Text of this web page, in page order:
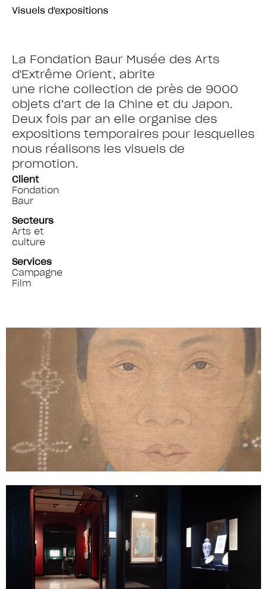
Visuels d'expositions
La Fondation Baur Musée des Arts
d'Extrême Orient, abrite
une riche collection de près de 9000
objets d’art de la Chine et du Japon.
Deux fois par an elle organise des
expositions temporaires pour lesquelles
nous réalisons les visuels de
promotion.
Client
Fondation
Baur
Secteurs
Arts et
culture
Services
Campagne
Film